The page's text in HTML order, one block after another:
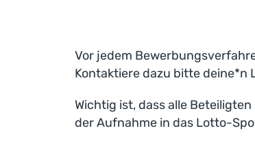
Vor jedem
Kontaktiere dazu bitte deine*n
Wichtig ist, dass alle
der Aufnahme in das Lotto-